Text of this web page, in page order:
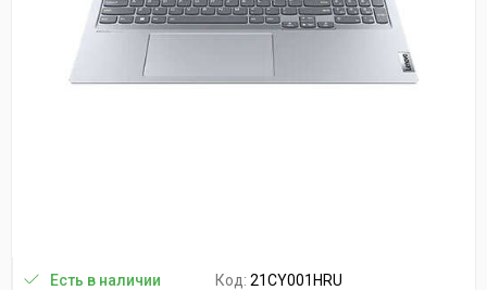
Есть в наличии Код: 21CY001HRU